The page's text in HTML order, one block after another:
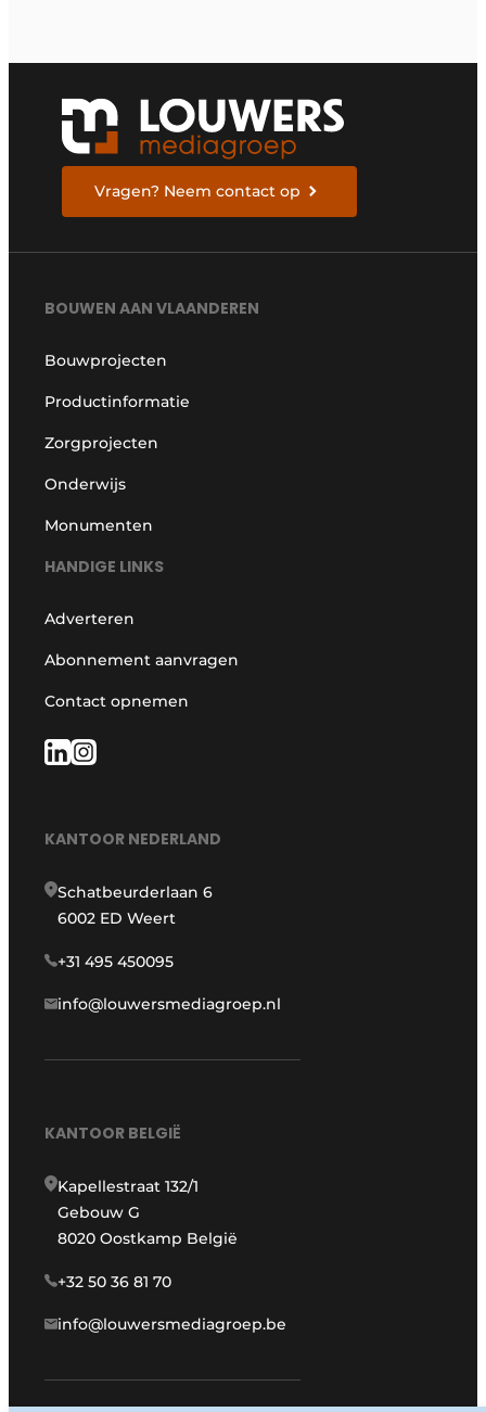
Vragen? Neem contact op
BOUWEN AAN VLAANDEREN
Bouwprojecten
Productinformatie
Zorgprojecten
Onderwijs
Monumenten
HANDIGE LINKS
Adverteren
Abonnement aanvragen
Contact opnemen
KANTOOR NEDERLAND
Schatbeurderlaan 6
6002 ED Weert
+31 495 450095
info@louwersmediagroep.nl
KANTOOR BELGIË
Kapellestraat 132/1
Gebouw G
8020 Oostkamp België
+32 50 36 81 70
info@louwersmediagroep.be